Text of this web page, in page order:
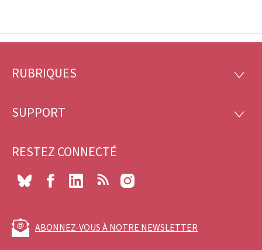
Pied
page
RUBRIQUES
SUPPORT
RESTEZ CONNECTÉ
Bluesky FacebookLinkedIn RSS
ABONNEZ-VOUS À NOTRE NEWSLETTER